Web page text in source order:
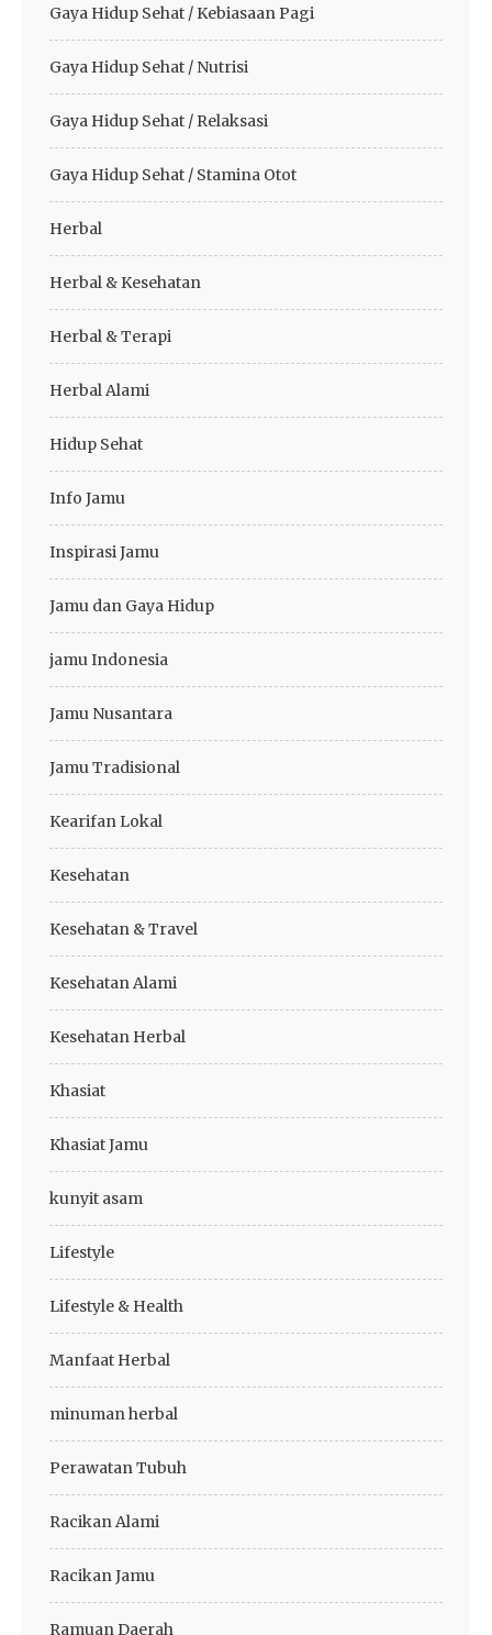
Gaya Hidup Sehat / Kebiasaan Pagi
Gaya Hidup Sehat / Nutrisi
Gaya Hidup Sehat / Relaksasi
Gaya Hidup Sehat / Stamina Otot
Herbal
Herbal & Kesehatan
Herbal & Terapi
Herbal Alami
Hidup Sehat
Info Jamu
Inspirasi Jamu
Jamu dan Gaya Hidup
jamu Indonesia
Jamu Nusantara
Jamu Tradisional
Kearifan Lokal
Kesehatan
Kesehatan & Travel
Kesehatan Alami
Kesehatan Herbal
Khasiat
Khasiat Jamu
kunyit asam
Lifestyle
Lifestyle & Health
Manfaat Herbal
minuman herbal
Perawatan Tubuh
Racikan Alami
Racikan Jamu
Ramuan Daerah